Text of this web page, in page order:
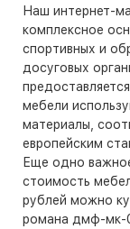
Наш интернет-
комплексное
спортивных и
досуговых
мебели
материалы,
европейским
Еще одно
стоимость
рублей можно
романа дмф-мк-